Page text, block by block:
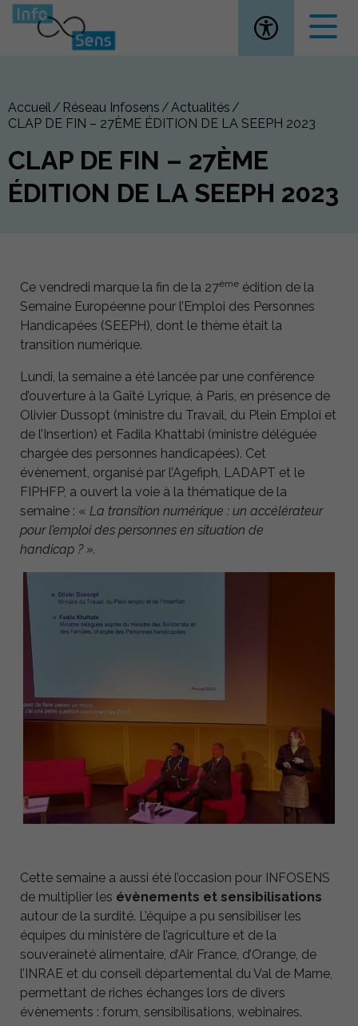
Ouvrir la
Accueil Réseau Infosens
Actualités
CLAP DE FIN – 27ÈME ÉDITION DE LA SEEPH 2023
CLAP DE FIN – 27ÈME
ÉDITION DE LA SEEPH 2023
Ce vendredi marque la fin de la 27ème édition de la
Semaine Européenne pour l’Emploi des Personnes
Handicapées (SEEPH), dont le thème était la
transition numérique.
Lundi, la semaine a été lancée par une conférence
d’ouverture à la Gaîté Lyrique, à Paris, en présence de
Olivier Dussopt (ministre du Travail, du Plein Emploi et
de l’Insertion) et Fadila Khattabi (ministre déléguée
chargée des personnes handicapées). Cet
évènement, organisé par l’Agefiph, LADAPT et le
FIPHFP, a ouvert la voie à la thématique de la
semaine : « La transition numérique : un accélérateur
pour l’emploi des personnes en situation de
handicap ? ».
Cette semaine a aussi été l’occasion pour INFOSENS
de multiplier les évènements et sensibilisations
autour de la surdité. L’équipe a pu sensibiliser les
équipes du ministère de l’agriculture et de la
souveraineté alimentaire, d’Air France, d’Orange, de
l’INRAE et du conseil départemental du Val de Marne,
permettant de riches échanges lors de divers
évènements : forum, sensibilisations, webinaires.